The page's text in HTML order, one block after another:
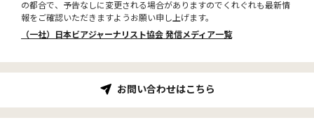
の都合で、予告なしに変更される場合がありますのでくれぐれも最新情
報をご確認いただきますようお願い申し上げます。
（一社）日本ビアジャーナリスト協会 発信メディア一覧
お問い合わせはこちら